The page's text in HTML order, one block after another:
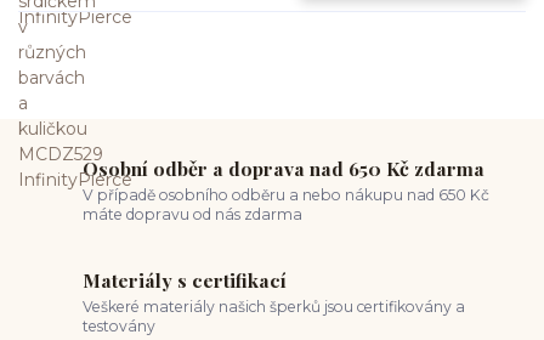
Osobní odběr a doprava nad 650 Kč zdarma
V případě osobního odběru a nebo nákupu nad 650 Kč
máte dopravu od nás zdarma
Materiály s certifikací
Veškeré materiály našich šperků jsou certifikovány a
testovány